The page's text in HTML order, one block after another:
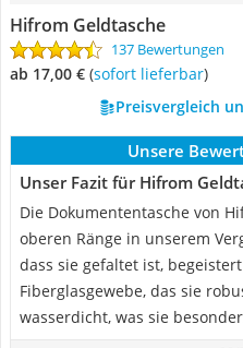
Hifrom Geldtasche
137 Bewertungen
ab 17,00 € ( Sofort lieferbar)
Preisvergleich
Unsere
Unser Fazit für Hifrom
Die Dokumententasche von
oberen Ränge in unserem
dass sie gefaltet ist,
Fiberglasgewebe, das sie
wasserdicht, was sie